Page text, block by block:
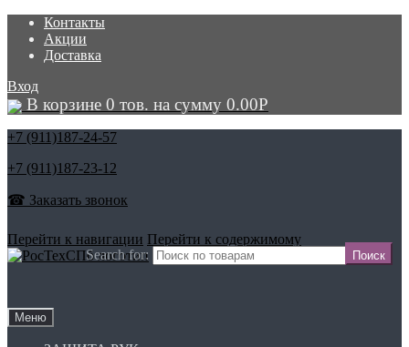
Контакты
Акции
Доставка
Вход
В корзине 0 тов. на сумму 0.00Р
+7 (911)187-24-57
+7 (911)187-23-12
☎ Заказать звонок
Search for:
Перейти к навигации Перейти к содержимому
Меню